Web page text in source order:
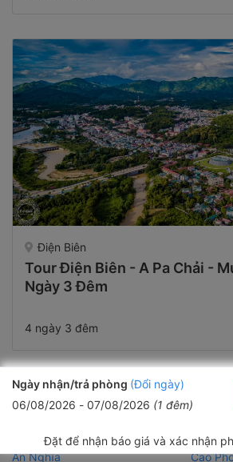
Ngày nhận/trả phòng (Đổi ngày)
06/08/2026 - 07/08/2026 (1 đêm)
Đặt để nhận báo giá và xác nhận
Điện Biên
Tour Điện Biên - A Pa Chải -
Ngày 3 Đêm
4 ngày 3 đêm
An Nghĩa Cao